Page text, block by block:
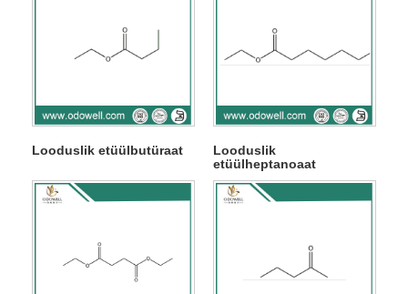
Looduslik etüülbutüraat
Looduslik
etüülheptanoaat